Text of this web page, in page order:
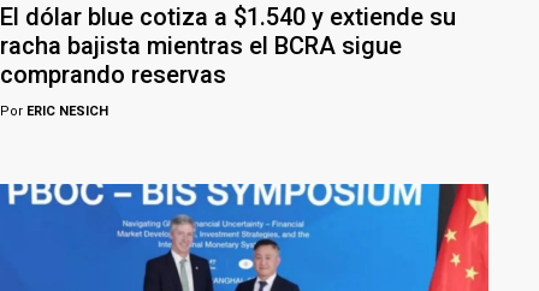
El dólar blue cotiza a $1.540 y extiende su
racha bajista mientras el BCRA sigue
comprando reservas
Por ERIC NESICH